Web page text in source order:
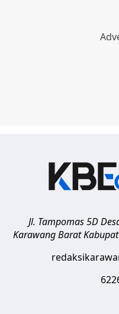
Jl. Tampomas 5D
Karawang Barat